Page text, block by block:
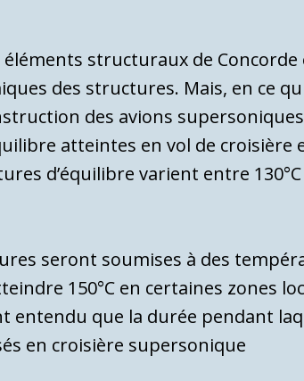
structuraux de
des structures. Mais, en ce
des avions
atteintes en vol de croisière
d’équilibre varient entre
seront soumises à des
150°C en certaines zones
entendu que la durée pendant
en croisière supersonique